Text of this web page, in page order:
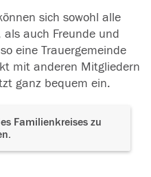
sich sowohl alle
auch Freunde und
eine Trauergemeinde
mit anderen Mitgliedern
ganz bequem ein.
Familienkreises zu